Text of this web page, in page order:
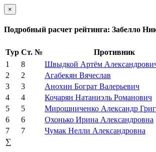
×
Подробный расчет рейтинга: Забелло
Тур Ст. № Противник
1
8 Швыдкой Артём
2
2 Агабекян Вячеслав
3
3 Анохин Бограт Валерьевич
4
4 Кочарян Натаниэль Романович
5
5 Мирошниченко Александр
6
6 Охонько Ирина Александровна
7
7 Чумак Нелли Александровна
∑